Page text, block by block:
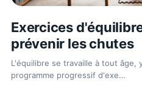
Exercices
prévenir les chutes
L'équilibre se travaille à tout âge,
programme progressif d'exe…